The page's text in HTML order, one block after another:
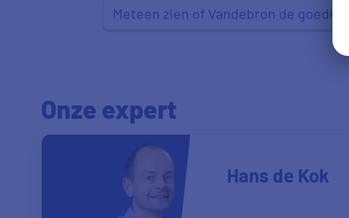
Meteen zien of Vandebron de
Onze expert
Hans de Kok